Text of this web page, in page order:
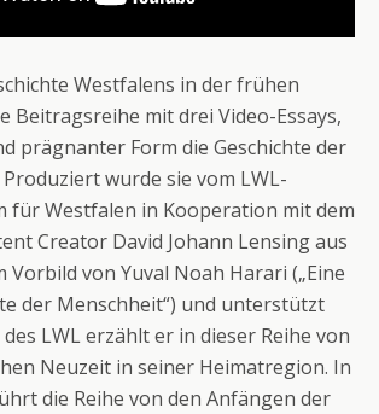
Westfalens in der frühen
Beitragsreihe mit drei Video-Essays,
prägnanter Form die Geschichte der
wurde sie vom LWL-
für Westfalen in Kooperation mit dem
Creator David Johann Lensing aus
Vorbild von Yuval Noah Harari („Eine
der Menschheit“) und unterstützt
LWL erzählt er in dieser Reihe von
Neuzeit in seiner Heimatregion. In
die Reihe von den Anfängen der